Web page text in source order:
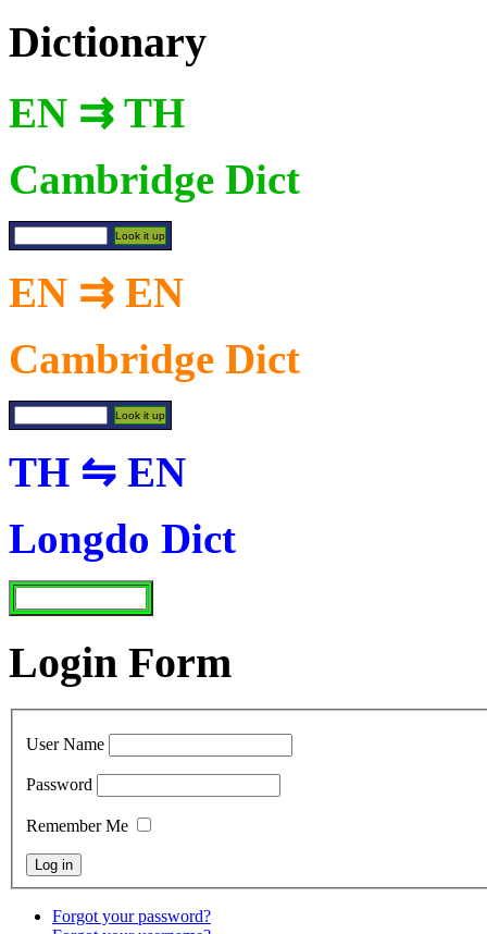
Dictionary
EN ⇉ TH
Cambridge Dict
EN ⇉ EN
Cambridge Dict
TH ⇋ EN
Longdo Dict
Login Form
User Name
Password
Remember Me
Forgot your password?